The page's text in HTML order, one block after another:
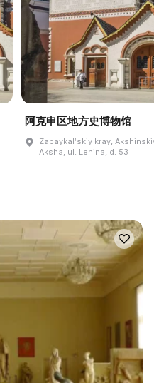
阿克申区地方史博物馆
Zabaykalʹskiy kray,
Aksha, ul. Lenina, d. 53